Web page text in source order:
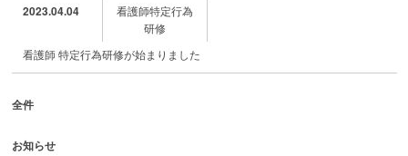
2023.04.04
看護師特定行為
研修
看護師 特定行為研修が始まりました
全件
お知らせ